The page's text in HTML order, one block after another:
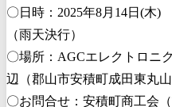
〇日時：2025年8月14日(木
（雨天決行）
〇場所：AGCエレクトロニ
辺（郡山市安積町成田東丸山
〇お問合せ：安積町商工会（